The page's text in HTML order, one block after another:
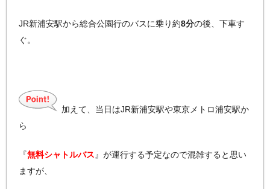
JR新浦安駅から総合公園行のバスに乗り約8分の後、下車す
ぐ。
加えて、当日はJR新浦安駅や東京メトロ浦安駅か
ら
『無料シャトルバス 』が運行する予定なので混雑すると思い
ますが、